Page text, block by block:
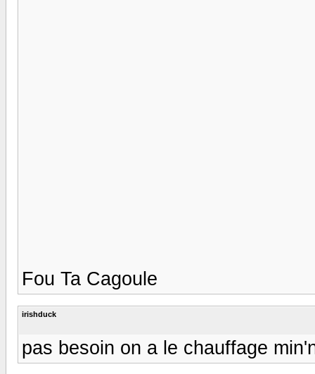
Fou Ta Cagoule
irishduck
pas besoin on a le chauffage